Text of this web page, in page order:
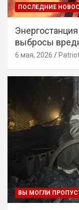
ПОСЛЕДНИЕ
выбросы
6 мая, 2026
ВЫ МОГЛИ